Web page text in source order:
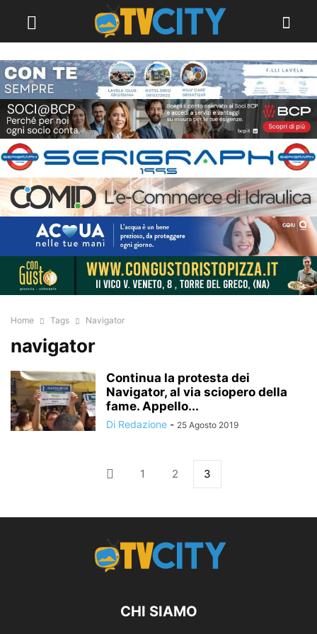
Home Tags Navigator
navigator
Continua la protesta dei
Navigator, al via sciopero della
fame. Appello...
Di Redazione - 25 Agosto 2019
1 2 3
CHI SIAMO